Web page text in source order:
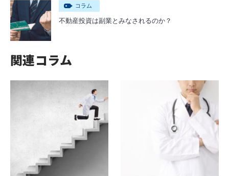
コラム
不動産投資は副業とみなされるのか？
関連コラム